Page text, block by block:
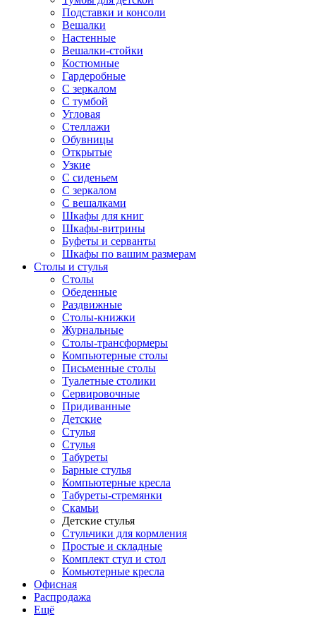
Подставки и консоли
Вешалки
Настенные
Вешалки-стойки
Костюмные
Гардеробные
С зеркалом
С тумбой
Угловая
Стеллажи
Обувницы
Открытые
Узкие
С сиденьем
С зеркалом
С вешалками
Шкафы для книг
Шкафы-витрины
Буфеты и серванты
Шкафы по вашим размерам
Столы и стулья
Столы
Обеденные
Раздвижные
Столы-книжки
Журнальные
Столы-трансформеры
Компьютерные столы
Письменные столы
Туалетные столики
Сервировочные
Придиванные
Детские
Стулья
Стулья
Табуреты
Барные стулья
Компьютерные кресла
Табуреты-стремянки
Скамьи
Детские стулья
Стульчики для кормления
Простые и складные
Комплект стул и стол
Комьютерные кресла
Офисная
Распродажа
Eщё